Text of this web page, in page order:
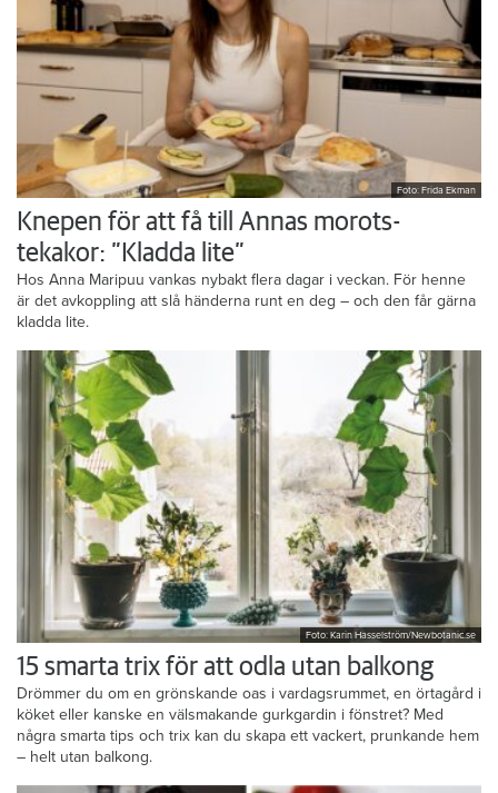
Foto: Frida Ekman
Knepen för att få till Annas morots-
tekakor: ”Kladda lite”
Hos Anna Maripuu vankas nybakt flera dagar i veckan. För henne
är det avkoppling att slå händerna runt en deg – och den får gärna
kladda lite.
Foto: Karin Hasselström/Newbotanic.se
15 smarta trix för att odla utan balkong
Drömmer du om en grönskande oas i vardagsrummet, en örtagård i
köket eller kanske en välsmakande gurkgardin i fönstret? Med
några smarta tips och trix kan du skapa ett vackert, prunkande hem
– helt utan balkong.